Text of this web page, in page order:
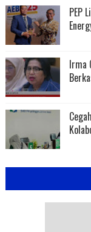
PEP
Irma